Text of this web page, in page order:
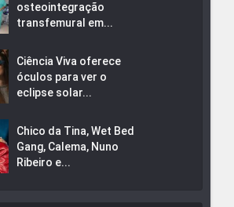
osteointegração
transfemural em...
Ciência Viva oferece
óculos para ver o
eclipse solar...
Chico da Tina, Wet Bed
Gang, Calema, Nuno
Ribeiro e...